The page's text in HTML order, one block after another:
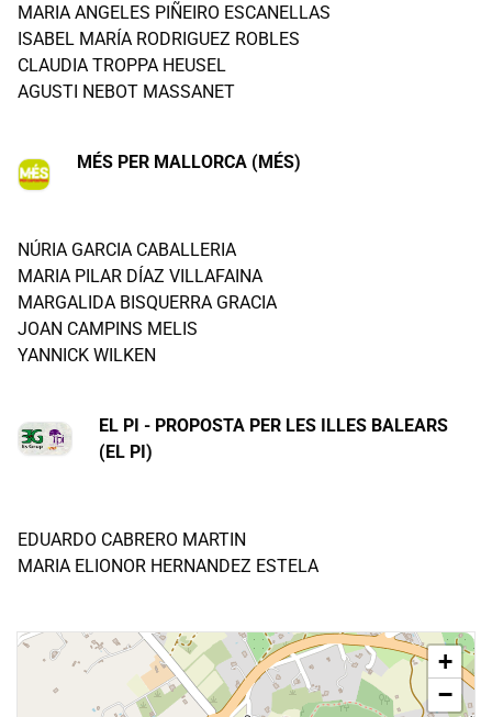
MARIA ANGELES PIÑEIRO ESCANELLAS
ISABEL MARÍA RODRIGUEZ ROBLES
CLAUDIA TROPPA HEUSEL
AGUSTI NEBOT MASSANET
MÉS PER MALLORCA (MÉS)
NÚRIA GARCIA CABALLERIA
MARIA PILAR DÍAZ VILLAFAINA
MARGALIDA BISQUERRA GRACIA
JOAN CAMPINS MELIS
YANNICK WILKEN
EL PI - PROPOSTA PER LES ILLES BALEARS
(EL PI)
EDUARDO CABRERO MARTIN
MARIA ELIONOR HERNANDEZ ESTELA
+
−